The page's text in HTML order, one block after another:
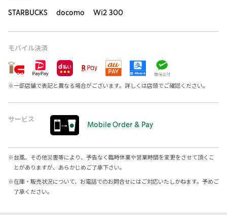
STARBUCKS docomo Wi2 300
モバイル決済
※一部店舗で表記と異なる場合がございます。詳しくは店頭でご確認ください。
サービス
Mobile Order & Pay
※台風、その他災害等により、予告なく臨時休業や営業時間を変更をさせて頂くこ
とがありますが、あらかじめご了承下さい。
※在庫・販売状況について、お電話でのお問合せにはご対応いたしかねます。予めご
了承ください。